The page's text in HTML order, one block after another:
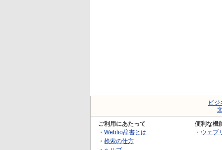
ビジ
ご利用にあたって
・ Weblio辞書とは
・ 検索の仕方
便利な機
・ ウェブ